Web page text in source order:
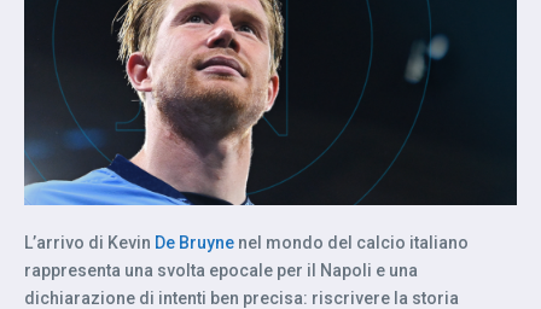
L’arrivo di Kevin De Bruyne nel mondo del calcio italiano
rappresenta una svolta epocale per il Napoli e una
dichiarazione di intenti ben precisa: riscrivere la storia